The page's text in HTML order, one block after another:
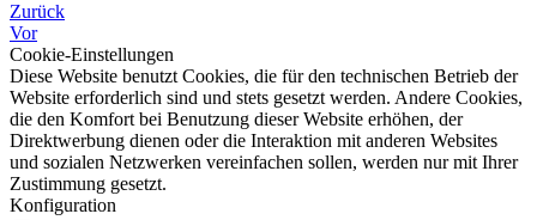
Zurück
Vor
Cookie-Einstellungen
Diese Website benutzt Cookies, die für den technischen Betrieb der
Website erforderlich sind und stets gesetzt werden. Andere Cookies,
die den Komfort bei Benutzung dieser Website erhöhen, der
Direktwerbung dienen oder die Interaktion mit anderen Websites
und sozialen Netzwerken vereinfachen sollen, werden nur mit Ihrer
Zustimmung gesetzt.
Konfiguration